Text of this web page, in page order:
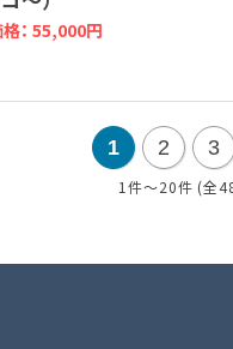
： 55,000円
1 2
3
1件～20件 (全